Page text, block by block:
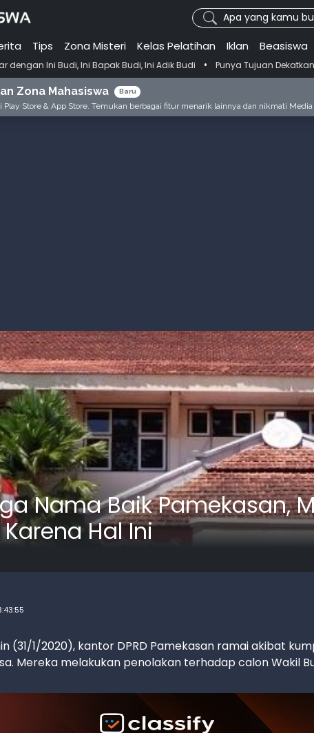
Apa yang kamu
Tips Zona Misteri Kelas Pelatihan Iklan Beasiswa
Bapak Budi, Ini Adik Budi • Punya Tujuan Dekatkan Ibadah ke
Zona Mahasiswa Baru
Play Store & App Store. Temukan berbagai fitur menarik lainnya dan nikmati
Nama Baik Pamekasan,
Hal Ini
(31/1/2020), kantor DPRD Pamekasan ramai akibat
Mereka melakukan penolakan terhadap calon Wakil